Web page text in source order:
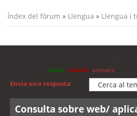
Índex del fòrum » Llengua » Llengua i
jordis cubells xavivars
Envia una resposta
Consulta sobre web/